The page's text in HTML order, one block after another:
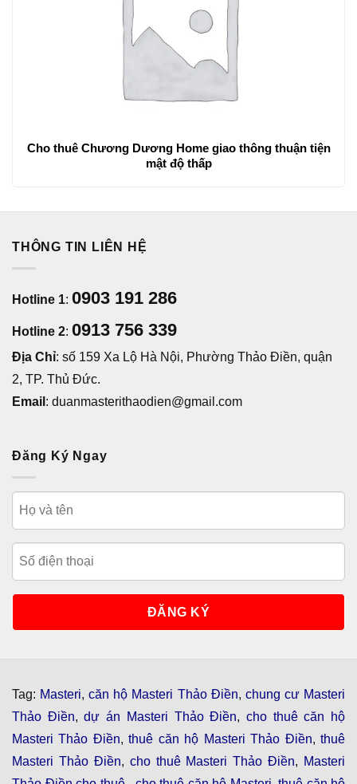
Cho thuê Chương Dương Home giao thông thuận tiện
mật độ thấp
THÔNG TIN LIÊN HỆ
Hotline 1: 0903 191 286
Hotline 2: 0913 756 339
Địa Chỉ: số 159 Xa Lộ Hà Nội, Phường Thảo Điền, quận
2, TP. Thủ Đức.
Email : duanmasterithaodien@gmail.com
Đăng Ký Ngay
Tag: Masteri,căn hộ Masteri Thảo Điền, chung cư Masteri
Thảo Điền,dự án Masteri Thảo Điền, cho thuê căn hộ
Masteri Thảo Điền,thuê căn hộ Masteri Thảo Điền,thuê
Masteri Thảo Điền, cho thuê Masteri Thảo Điền, Masteri